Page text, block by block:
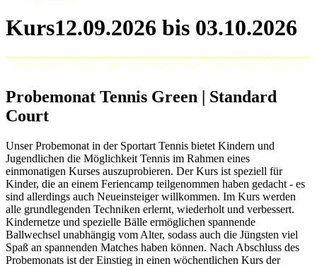
Kurs
Probemonat Tennis Green | Standard
Court
Unser Probemonat in der Sportart Tennis bietet Kindern und
Jugendlichen die Möglichkeit Tennis im Rahmen eines
einmonatigen Kurses auszuprobieren. Der Kurs ist speziell für
Kinder, die an einem Feriencamp teilgenommen haben gedacht - es
sind allerdings auch Neueinsteiger willkommen. Im Kurs werden
alle grundlegenden Techniken erlernt, wiederholt und verbessert.
Kindernetze und spezielle Bälle ermöglichen spannende
Ballwechsel unabhängig vom Alter, sodass auch die Jüngsten viel
Spaß an spannenden Matches haben können. Nach Abschluss des
Probemonats ist der Einstieg in einen wöchentlichen Kurs der